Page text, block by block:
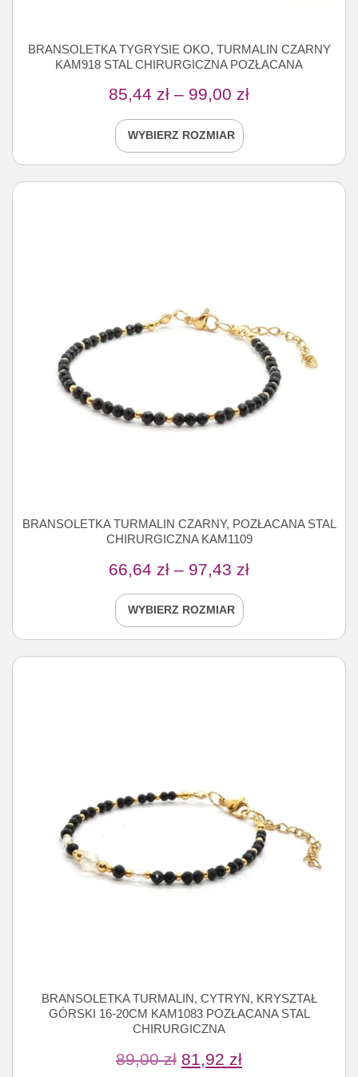
BRANSOLETKA TYGRYSIE OKO, TURMALIN CZARNY
KAM918 STAL CHIRURGICZNA POZŁACANA
85,44 zł – 99,00 zł
WYBIERZ ROZMIAR
BRANSOLETKA TURMALIN CZARNY, POZŁACANA STAL
CHIRURGICZNA KAM1109
66,64 zł – 97,43 zł
WYBIERZ ROZMIAR
BRANSOLETKA TURMALIN, CYTRYN, KRYSZTAŁ
GÓRSKI 16-20CM KAM1083 POZŁACANA STAL
CHIRURGICZNA
89,00zł 81,92 zł